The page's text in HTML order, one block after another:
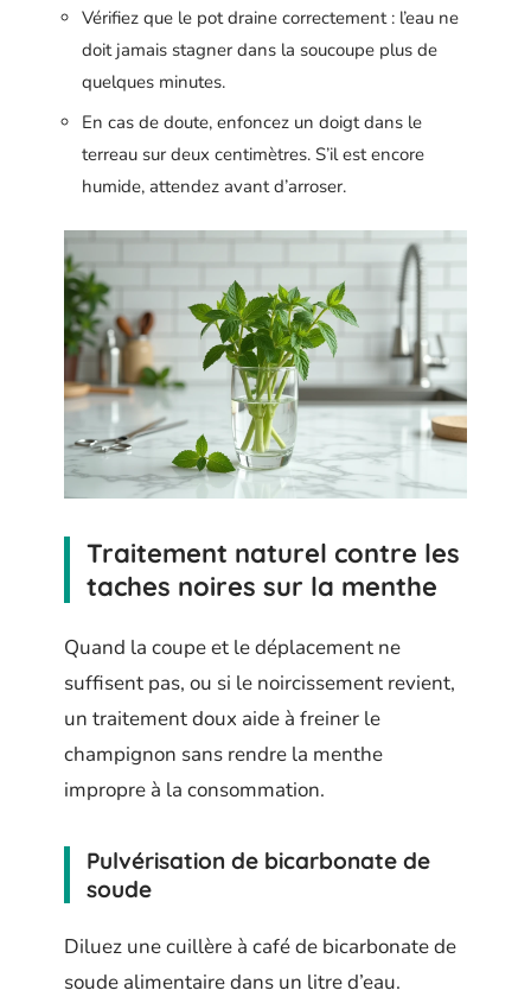
Vérifiez que le pot draine correctement : l’eau ne
doit jamais stagner dans la soucoupe plus de
quelques minutes.
En cas de doute, enfoncez un doigt dans le
terreau sur deux centimètres. S’il est encore
humide, attendez avant d’arroser.
Traitement naturel contre les
taches noires sur la menthe
Quand la coupe et le déplacement ne
suffisent pas, ou si le noircissement revient,
un traitement doux aide à freiner le
champignon sans rendre la menthe
impropre à la consommation.
Pulvérisation de bicarbonate de
soude
Diluez une cuillère à café de bicarbonate de
soude alimentaire dans un litre d’eau.